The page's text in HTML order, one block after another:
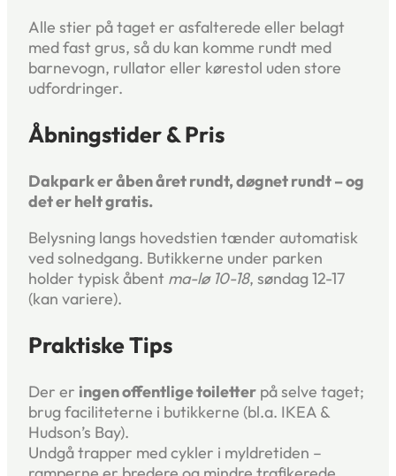
Alle stier på taget er asfalterede eller belagt
med fast grus, så du kan komme rundt med
barnevogn, rullator eller kørestol uden store
udfordringer.
Åbningstider & Pris
Dakpark er åben året rundt, døgnet rundt – og
det er helt gratis.
Belysning langs hovedstien tænder automatisk
ved solnedgang. Butikkerne under parken
holder typisk åbent ma-lø 10-18, søndag 12-17
(kan variere).
Praktiske Tips
Der er ingen offentlige toiletter på selve taget;
brug faciliteterne i butikkerne (bl.a. IKEA &
Hudson’s Bay).
Undgå trapper med cykler i myldretiden –